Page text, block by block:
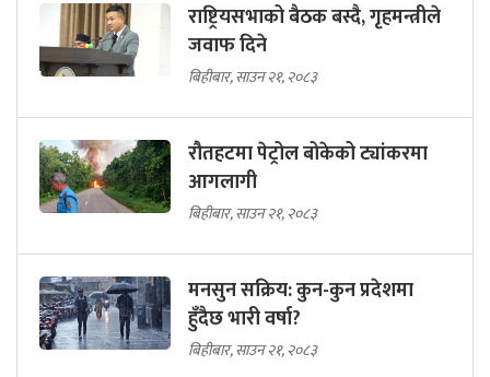
राष्ट्रियसभाको बैठक बस्दै, गृहमन्त्रीले
जवाफ दिने
बिहीबार, साउन २१, २०८३
रौतहटमा पेट्रोल बोकेको ट्यांकरमा
आगलागी
बिहीबार, साउन २१, २०८३
मनसुन सक्रिय: कुन-कुन प्रदेशमा
हुँदैछ भारी वर्षा?
बिहीबार, साउन २१, २०८३